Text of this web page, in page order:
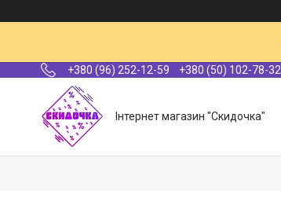
+380 (96) 252-12-59 +380 (50) 102-78-32
Інтернет магазин "Скидочка"